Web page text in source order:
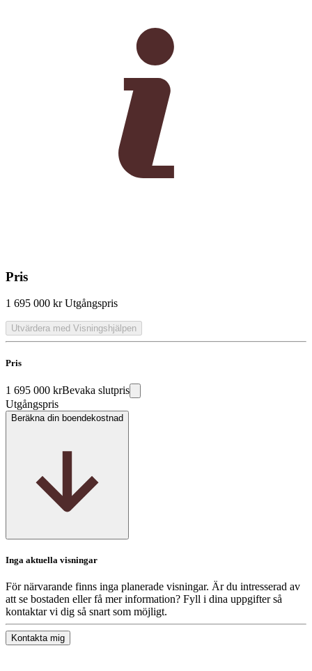
Pris
1 695 000 kr Utgångspris
Utvärdera med Visningshjälpen
Pris
1 695 000 krBevaka slutpris
Utgångspris
Beräkna din boendekostnad
Inga aktuella visningar
För närvarande finns inga planerade visningar. Är du intresserad av
att se bostaden eller få mer information? Fyll i dina uppgifter så
kontaktar vi dig så snart som möjligt.
Kontakta mig